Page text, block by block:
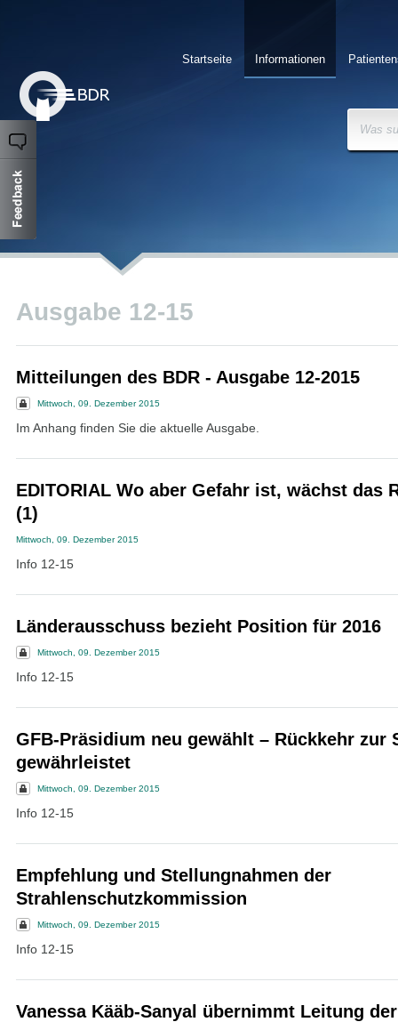
Informationen
Startseite
Was
Ausgabe 12-15
Mitteilungen des BDR - Ausgabe 12-2015
Mittwoch, 09. Dezember 2015
Im Anhang finden Sie die aktuelle Ausgabe.
EDITORIAL Wo aber Gefahr ist, wächst das
(1)
Mittwoch, 09. Dezember 2015
Info 12-15
Länderausschuss bezieht Position für 2016
Mittwoch, 09. Dezember 2015
Info 12-15
GFB-Präsidium neu gewählt – Rückkehr zur
gewährleistet
Mittwoch, 09. Dezember 2015
Info 12-15
Empfehlung und Stellungnahmen der
Strahlenschutzkommission
Mittwoch, 09. Dezember 2015
Info 12-15
Vanessa Kääb-Sanyal übernimmt Leitung der